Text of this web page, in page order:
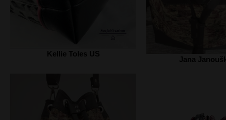
Kellie Toles US
Jana